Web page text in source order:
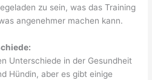
zu sein, was das Training
angenehmer machen kann.
Unterschiede in der Gesundheit
Hündin, aber es gibt einige